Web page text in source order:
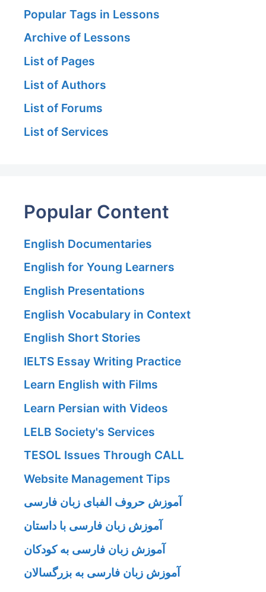
Popular Tags in Lessons
Archive of Lessons
List of Pages
List of Authors
List of Forums
List of Services
Popular Content
English Documentaries
English for Young Learners
English Presentations
English Vocabulary in Context
English Short Stories
IELTS Essay Writing Practice
Learn English with Films
Learn Persian with Videos
LELB Society's Services
TESOL Issues Through CALL
Website Management Tips
آموزش حروف الفبای زبان فارسی
آموزش زبان فارسی با داستان
آموزش زبان فارسی به کودکان
آموزش زبان فارسی به بزرگسالان